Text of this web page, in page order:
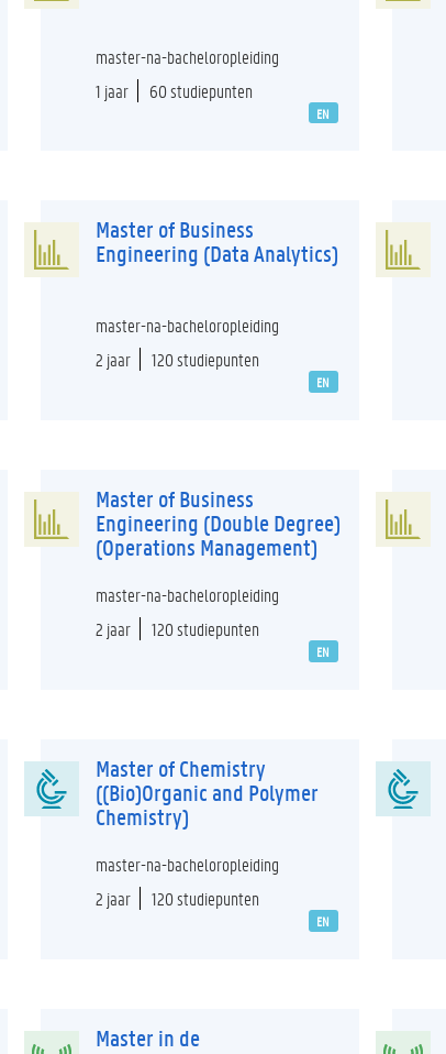
master-na-bacheloropleiding
1 jaar
60 studiepunten
EN
Master of Business
Engineering (Data Analytics)
master-na-bacheloropleiding
2 jaar
120 studiepunten
EN
Master of Business
Engineering (Double Degree)
(Operations Management)
master-na-bacheloropleiding
2 jaar
120 studiepunten
EN
Master of Chemistry
((Bio)Organic and Polymer
Chemistry)
master-na-bacheloropleiding
2 jaar
120 studiepunten
EN
Master in de